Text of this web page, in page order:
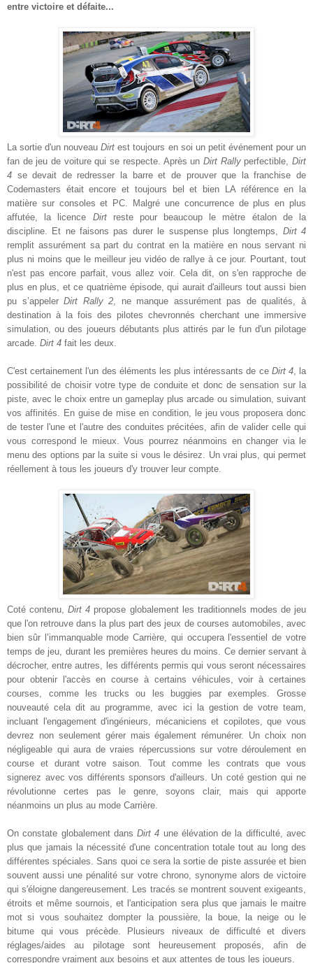
entre victoire et défaite...
La sortie d'un nouveauDirt est toujours en soi un petit événement pour un
fan de jeu de voiture qui se respecte. Après un Dirt Rallyperfectible,Dirt
4 se devait de redresser la barre et de prouver que la franchise de
Codemasters était encore et toujours bel et bien LA référence en la
matière sur consoles et PC. Malgré une concurrence de plus en plus
affutée, la licence Dirtreste pour beaucoup le mètre étalon de la
discipline. Et ne faisons pas durer le suspense plus longtemps, Dirt 4
remplit assurément sa part du contrat en la matière en nous servant ni
plus ni moins que le meilleur jeu vidéo de rallye à ce jour. Pourtant, tout
n'est pas encore parfait, vous allez voir. Cela dit, on s'en rapproche de
plus en plus, et ce quatrième épisode, qui aurait d'ailleurs tout aussi bien
pu s’appelerDirt Rally 2, ne manque assurément pas de qualités, à
destination à la fois des pilotes chevronnés cherchant une immersive
simulation, ou des joueurs débutants plus attirés par le fun d'un pilotage
arcade. Dirt 4 fait les deux.
C'est certainement l'un des éléments les plus intéressants de ce Dirt 4, la
possibilité de choisir votre type de conduite et donc de sensation sur la
piste, avec le choix entre un gameplay plus arcade ou simulation, suivant
vos affinités. En guise de mise en condition, le jeu vous proposera donc
de tester l'une et l'autre des conduites précitées, afin de valider celle qui
vous correspond le mieux. Vous pourrez néanmoins en changer via le
menu des options par la suite si vous le désirez. Un vrai plus, qui permet
réellement à tous les joueurs d'y trouver leur compte.
Coté contenu,Dirt 4 propose globalement les traditionnels modes de jeu
que l'on retrouve dans la plus part des jeux de courses automobiles, avec
bien sûr l’immanquable mode Carrière, qui occupera l'essentiel de votre
temps de jeu, durant les premières heures du moins. Ce dernier servant à
décrocher, entre autres, les différents permis qui vous seront nécessaires
pour obtenir l'accès en course à certains véhicules, voir à certaines
courses, comme les trucks ou les buggies par exemples. Grosse
nouveauté cela dit au programme, avec ici la gestion de votre team,
incluant l'engagement d'ingénieurs, mécaniciens et copilotes, que vous
devrez non seulement gérer mais également rémunérer. Un choix non
négligeable qui aura de vraies répercussions sur votre déroulement en
course et durant votre saison. Tout comme les contrats que vous
signerez avec vos différents sponsors d'ailleurs. Un coté gestion qui ne
révolutionne certes pas le genre, soyons clair, mais qui apporte
néanmoins un plus au mode Carrière.
On constate globalement dansDirt 4 une élévation de la difficulté, avec
plus que jamais la nécessité d'une concentration totale tout au long des
différentes spéciales. Sans quoi ce sera la sortie de piste assurée et bien
souvent aussi une pénalité sur votre chrono, synonyme alors de victoire
qui s'éloigne dangereusement. Les tracés se montrent souvent exigeants,
étroits et même sournois, et l'anticipation sera plus que jamais le maitre
mot si vous souhaitez dompter la poussière, la boue, la neige ou le
bitume qui vous précède. Plusieurs niveaux de difficulté et divers
réglages/aides au pilotage sont heureusement proposés, afin de
correspondre vraiment aux besoins et aux attentes de tous les joueurs.